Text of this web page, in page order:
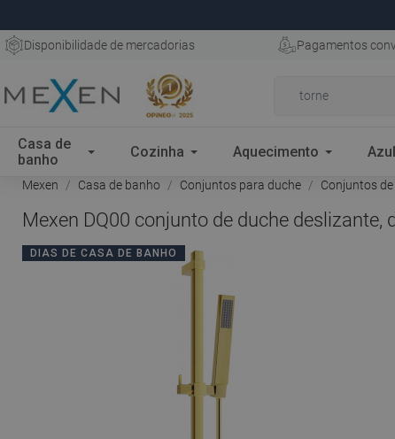
Disponibilidade de mercadorias Pagamentos
Casa de
banho
Cozinha Aquecimento
Mexen Casa de banho Conjuntos para duche Conjuntos
Mexen DQ00 conjunto de duche deslizante,
DIAS DE CASA DE BANHO